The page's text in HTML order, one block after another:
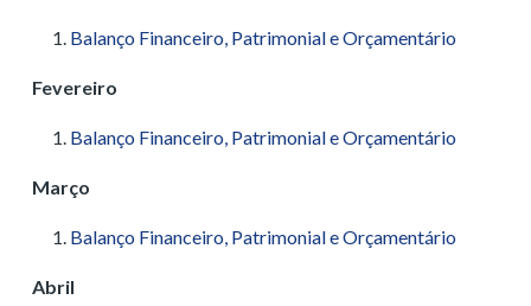
Balanço Financeiro, Patrimonial e Orçamentário
Fevereiro
Balanço Financeiro, Patrimonial e Orçamentário
Março
Balanço Financeiro, Patrimonial e Orçamentário
Abril